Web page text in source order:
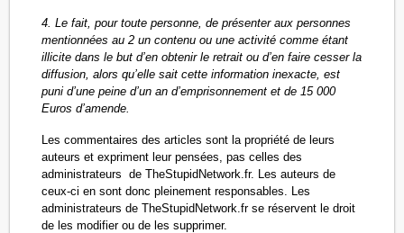
4. Le fait, pour toute personne, de présenter aux personnes
mentionnées au 2 un contenu ou une activité comme étant
illicite dans le but d’en obtenir le retrait ou d’en faire cesser la
diffusion, alors qu’elle sait cette information inexacte, est
puni d’une peine d’un an d’emprisonnement et de 15 000
Euros d’amende.
Les commentaires des articles sont la propriété de leurs
auteurs et expriment leur pensées, pas celles des
administrateurs de TheStupidNetwork.fr. Les auteurs de
ceux-ci en sont donc pleinement responsables. Les
administrateurs de TheStupidNetwork.fr se réservent le droit
de les modifier ou de les supprimer.